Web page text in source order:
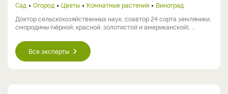
Сад Огород Цветы Комнатные растения
Виноград
Доктор сельскохозяйственных наук, соавтор 24 сорта земляники,
смородины (чёрной, красной, золотистой и американской), ...
Все эксперты